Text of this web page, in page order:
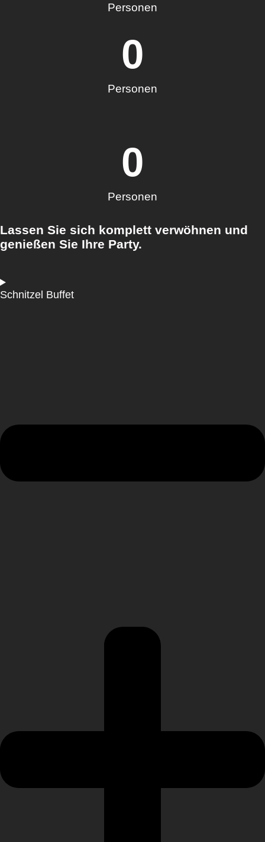
Personen
Personen
0
Personen
0
Lassen Sie sich komplett verwöhnen und
genießen Sie Ihre Party.
Schnitzel Buffet